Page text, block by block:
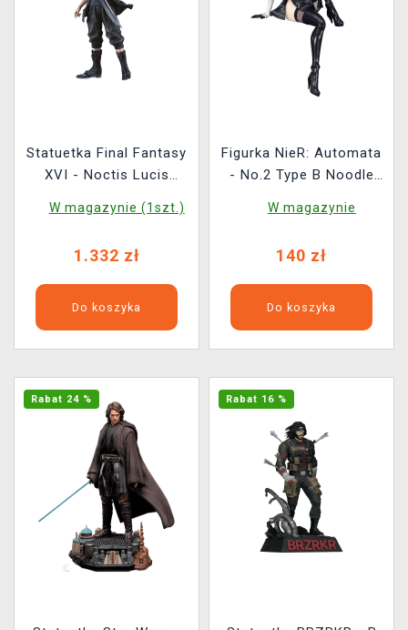
Statuetka Final Fantasy
XVI - Noctis Lucis
W magazynie (1szt.)
1.332 zł
Do koszyka
Figurka NieR: Automata
- No.2 Type B Noodle
W magazynie
140 zł
Do koszyka
Rabat 24 % Rabat 16 %